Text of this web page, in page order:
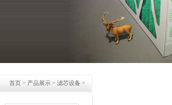
首页 > 产品展示 > 滤芯设备 >